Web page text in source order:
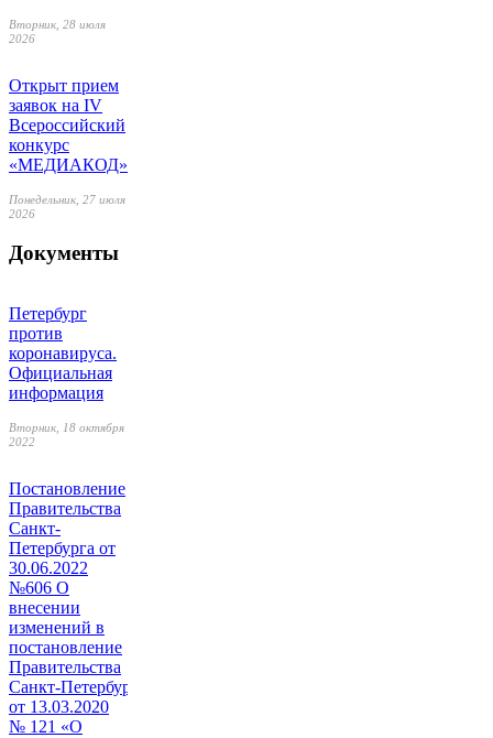
Вторник, 28 июля
2026
Открыт прием
заявок на IV
Всероссийский
конкурс
«МЕДИАКОД»
Понедельник, 27 июля
2026
Документы
Петербург
против
коронавируса.
Официальная
информация
Вторник, 18 октября
2022
Постановление
Правительства
Санкт-
Петербурга от
30.06.2022
№606 О
внесении
изменений в
постановление
Правительства
Санкт‑Петербурга
от 13.03.2020
№ 121 «О